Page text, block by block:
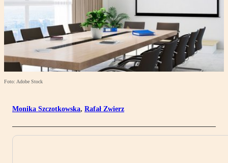
Foto: Adobe Stock
Monika Szczotkowska, Rafał Zwierz